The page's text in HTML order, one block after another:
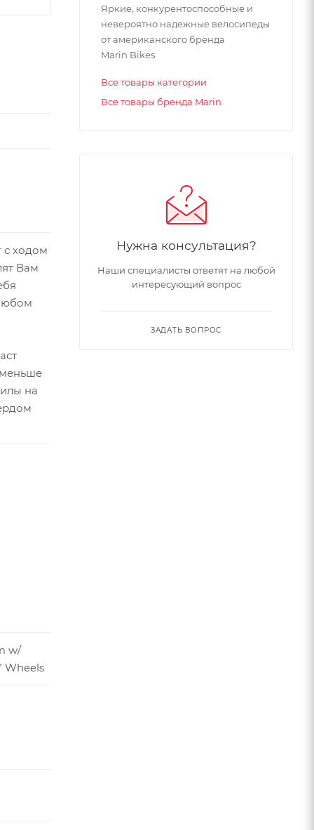
с ходом
Вам
на
w/
Wheels
Яркие, конкурентоспособные и
невероятно надежные велосипеды
от американского бренда
Marin Bikes
Все товары категории
Все товары бренда Marin
Нужна консультация?
Наши специалисты ответят на любой
интересующий вопрос
ЗАДАТЬ ВОПРОС